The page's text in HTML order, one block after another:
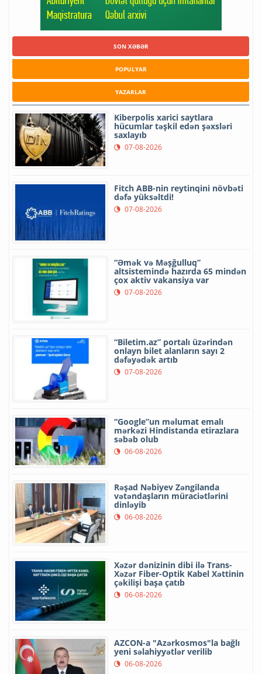
SON XƏBƏR
POPULYAR
YAZARLAR
Kiberpolis xarici saytlara
hücumlar təşkil edən şəxsləri
saxlayıb
07-08-2026
Fitch ABB-nin reytinqini növbəti
dəfə yüksəltdi!
07-08-2026
“Əmək və Məşğulluq”
altsistemində hazırda 65 mindən
çox aktiv vakansiya var
07-08-2026
“Biletim.az” portalı üzərindən
onlayn bilet alanların sayı 2
dəfəyədək artıb
07-08-2026
“Google”un məlumat emalı
mərkəzi Hindistanda etirazlara
səbəb olub
06-08-2026
Rəşad Nəbiyev Zəngilanda
vətəndaşların müraciətlərini
dinləyib
06-08-2026
Xəzər dənizinin dibi ilə Trans-
Xəzər Fiber-Optik Kabel Xəttinin
çəkilişi başa çatıb
06-08-2026
AZCON-a "Azərkosmos"la bağlı
yeni səlahiyyətlər verilib
06-08-2026